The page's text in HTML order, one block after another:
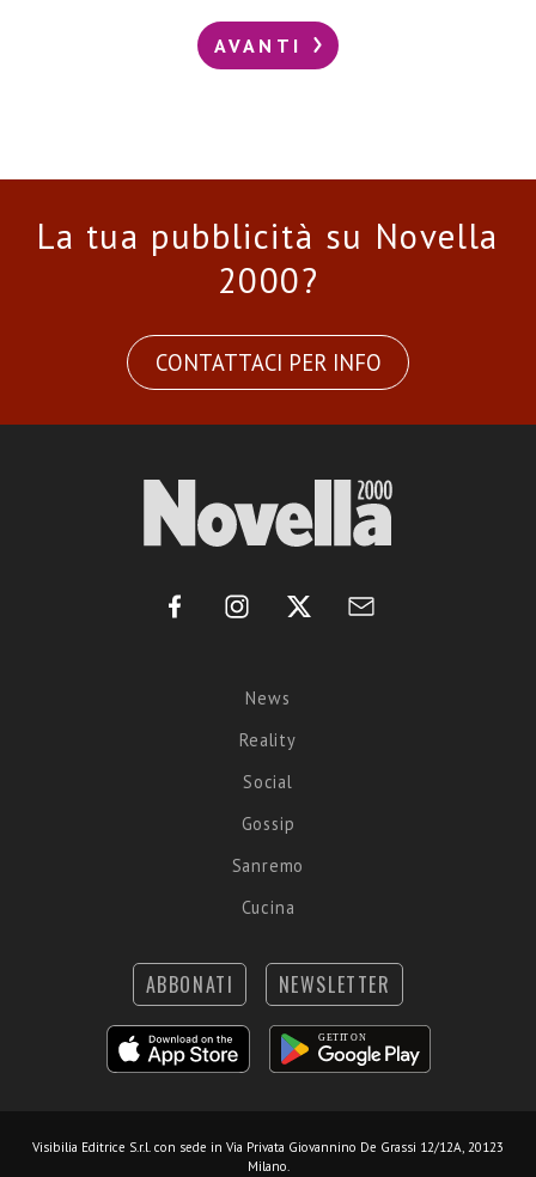
AVANTI
La tua pubblicità su Novella
2000?
CONTATTACI PER INFO
News
Reality
Social
Gossip
Sanremo
Cucina
ABBONATI NEWSLETTER
Visibilia Editrice S.r.l. con sede in Via Privata Giovannino De Grassi 12/12A, 20123
Milano.